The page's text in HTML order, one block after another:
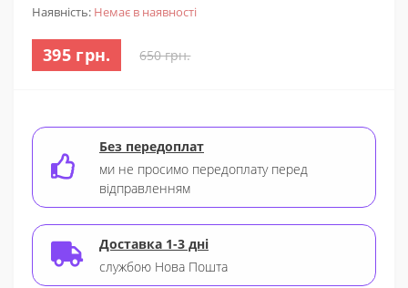
Наявність: Немає в наявності
395 грн. 650 грн.
Без передоплат
ми не просимо передоплату перед
відправленням
Доставка 1-3 дні
службою Нова Пошта